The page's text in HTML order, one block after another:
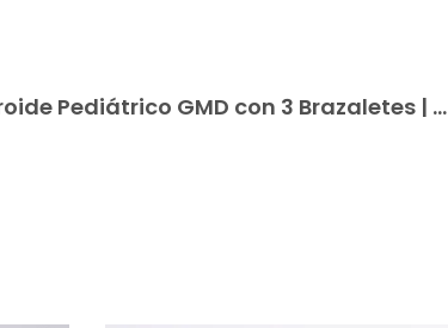
Tensiómetro Aneroide Pediátrico GMD con 3 Brazaletes | Monitor de Presión Arterial Pediátrico